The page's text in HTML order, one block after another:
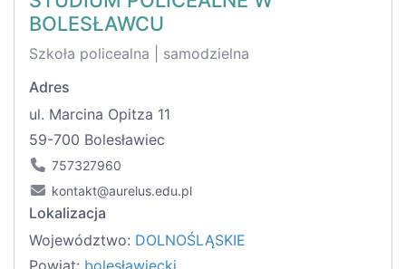
BOLESŁAWCU
Szkoła policealna | samodzielna
Adres
ul. Marcina Opitza 11
59-700 Bolesławiec
757327960
kontakt@aurelus.edu.pl
Lokalizacja
Województwo: DOLNOŚLĄSKIE